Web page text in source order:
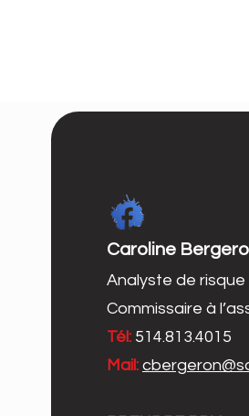
Caroline
Analyste de risque
Commissaire à
Tél: 514.813.4015
Mail: